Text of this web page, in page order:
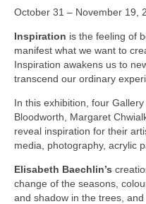
October 31 – November 19,
Inspiration is the feeling of
manifest what we want to
Inspiration awakens us to
transcend our ordinary
In this exhibition, four
Bloodworth, Margaret
reveal inspiration for their
media, photography, acrylic
Elisabeth Baechlin’s
change of the seasons,
and shadow in the trees,